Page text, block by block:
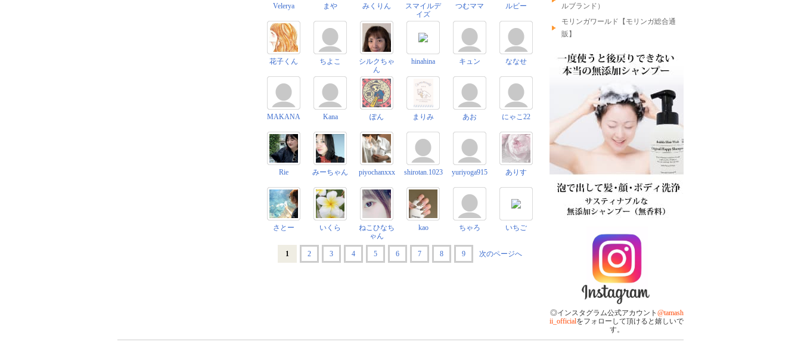
Velerya まや みくりん
スマイルデ
イズ
つむママ ルビー
花子くん ちよこ
シルクちゃ
ん
hinahina キュン ななせ
MAKANA Kana ぽん まりみ あお にゃこ22
Rie みーちゃん piyochanxxx shirotan.1023 yuriyoga915 ありす
さとー いくら
ねこひなち
ゃん
kao ちゃろ いちご
1 2 3 4 5 6 7 8 9 次のページへ
ルブランド）
モリンガワールド【モリンガ総合通
販】
◎インスタグラム公式アカウント @tamash
ii_officialをフォローして頂けると嬉しいで
す。